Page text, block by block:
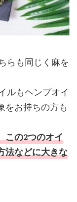
らも同じく麻を
ルもヘンプオイ
をお持ちの方も
この2つのオイ
法などに大きな